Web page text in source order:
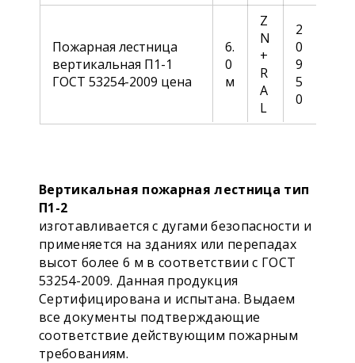
Пожарная лестница
вертикальная П1-1
ГОСТ 53254-2009 цена
6.
0
м
Z
N
+
R
A
L
2
0
9
5
0
Вертикальная пожарная лестница тип
П1-2
изготавливается с дугами безопасности и
применяется на зданиях или перепадах
высот более 6 м в соответствии с ГОСТ
53254-2009. Данная продукция
Сертифицирована и испытана. Выдаем
все документы подтверждающие
соответствие действующим пожарным
требованиям.